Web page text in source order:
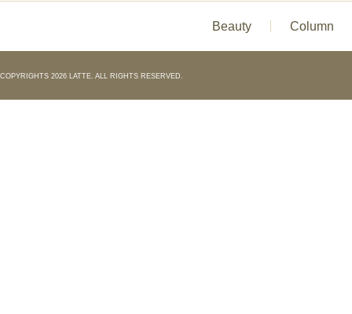
Beauty Column
COPYRIGHTS 2026 LATTE. ALL RIGHTS RESERVED.